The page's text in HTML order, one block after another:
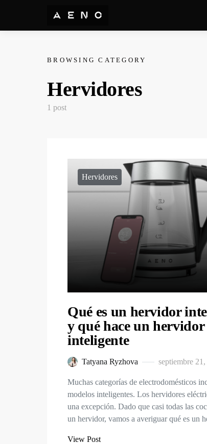
BROWSING CATEGORY
Hervidores
1 post
Hervidores
Qué es un hervidor
y qué hace un hervidor
inteligente
Tatyana Ryzhova septiembre
Muchas categorías de electrodomésticos
modelos inteligentes. Los hervidores
una excepción. Dado que casi todas las
un hervidor, vamos a averiguar qué es un
View Post